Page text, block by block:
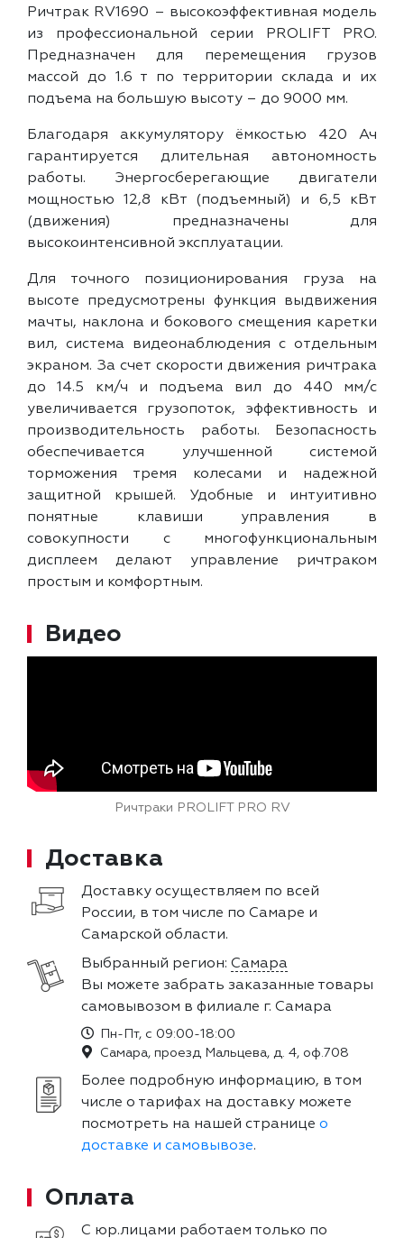
Ричтрак RV1690 – высокоэффективная модель
из профессиональной серии PROLIFT PRO.
Предназначен для перемещения грузов
массой до 1.6 т по территории склада и их
подъема на большую высоту – до 9000 мм.
Благодаря аккумулятору ёмкостью 420 Ач
гарантируется длительная автономность
работы. Энергосберегающие двигатели
мощностью 12,8 кВт (подъемный) и 6,5 кВт
(движения) предназначены для
высокоинтенсивной эксплуатации.
Для точного позиционирования груза на
высоте предусмотрены функция выдвижения
мачты, наклона и бокового смещения каретки
вил, система видеонаблюдения с отдельным
экраном. За счет скорости движения ричтрака
до 14.5 км/ч и подъема вил до 440 мм/с
увеличивается грузопоток, эффективность и
производительность работы. Безопасность
обеспечивается улучшенной системой
торможения тремя колесами и надежной
защитной крышей. Удобные и интуитивно
понятные клавиши управления в
совокупности с многофункциональным
дисплеем делают управление ричтраком
простым и комфортным.
Видео
Ричтраки PROLIFT PRO RV
Доставка
Доставку осуществляем по всей
России, в том числе по Самаре и
Самарской области.
Выбранный регион: Самара
Вы можете забрать заказанные товары
самовывозом в филиале г. Самара
Пн-Пт, с 09:00-18:00
Самара, проезд Мальцева, д. 4, оф.708
Более подробную информацию, в том
числе о тарифах на доставку можете
посмотреть на нашей странице о
доставке и самовывозе.
Оплата
С юр.лицами работаем только по